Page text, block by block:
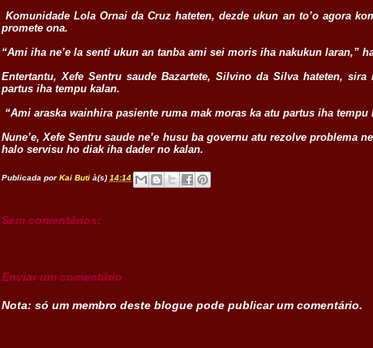
Komunidade Lola Ornai da Cruz hateten, dezde ukun an to’o agora
promete ona.
“Ami iha ne’e la senti ukun an tanba ami sei moris iha nakukun laran,”
Entertantu, Xefe Sentru saude Bazartete, Silvino da Silva hateten,
partus iha tempu kalan.
“Ami araska wainhira pasiente ruma mak moras ka atu partus iha
Nune’e, Xefe Sentru saude ne’e husu ba governu atu rezolve problema
halo servisu ho diak iha dader no kalan.
Publicada porKai Buti à(s)14:14
Sem comentários:
Enviar um comentário
Nota: só um membro deste blogue pode publicar um comentário.